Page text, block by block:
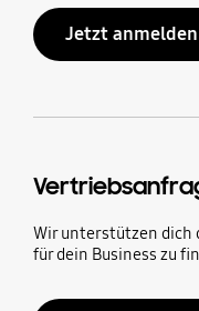
Jetzt anmelden
Wir unterstützen dich
für dein Business zu